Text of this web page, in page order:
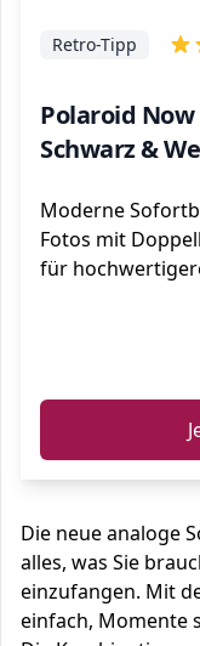
Polaroid
Schwarz &
Retro-Tipp
Moderne
Fotos mit
für
Die neue analoge
alles, was Sie
einzufangen. Mit
einfach, Momente